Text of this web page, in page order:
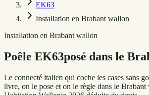
EK63
Installation en Brabant wallon
Installation en Brabant wallon
Poêle EK63posé dans le
Le connecté italien qui coche les cases sans
livre, on le pose et on le règle dans le